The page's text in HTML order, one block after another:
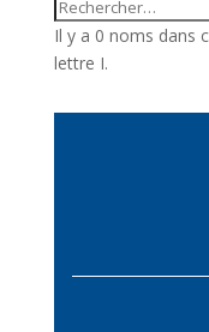
Il y a 0 noms dans
lettre I.